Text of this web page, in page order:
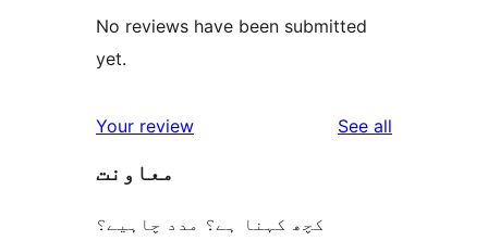
No reviews have been submitted
yet.
Your review See all
معاونت
کچھ کہنا ہے؟ مدد چاہیے؟